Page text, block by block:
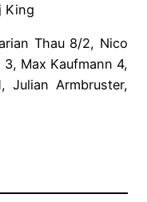
King
Thau 8/2, Nico
Max Kaufmann 4,
Julian Armbruster,